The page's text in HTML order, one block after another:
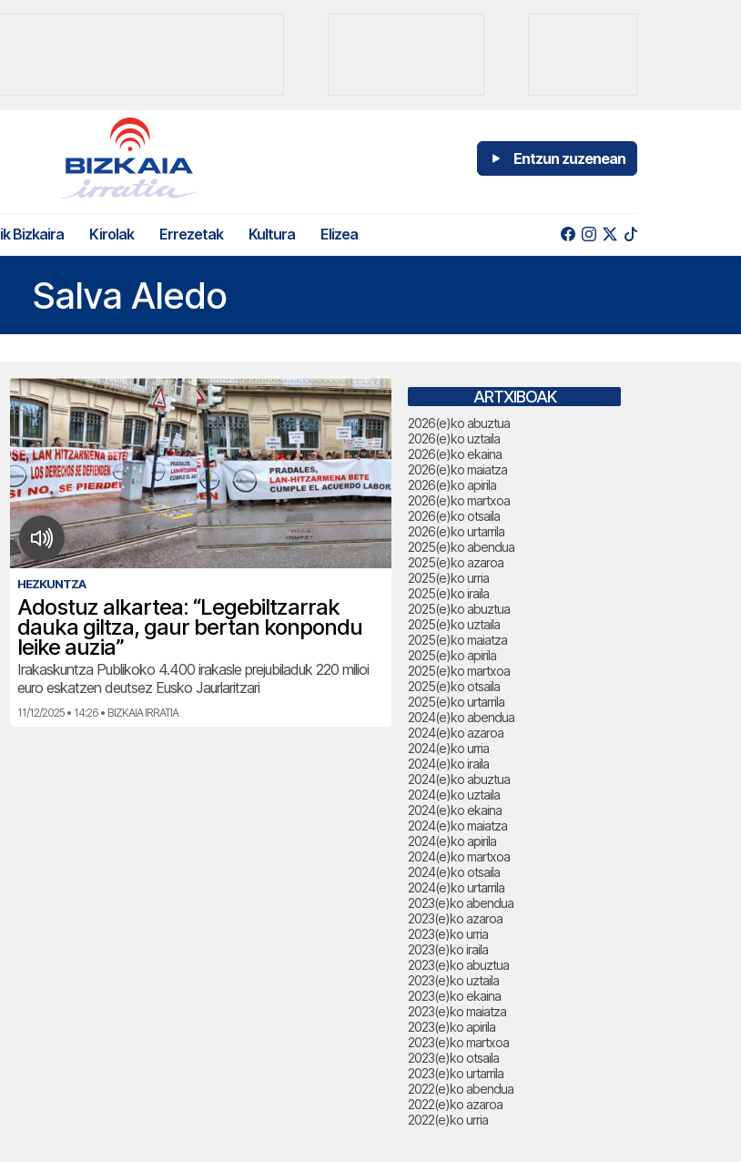
Entzun zuzenean
Bizkaira Kirolak Errezetak Kultura Elizea
Salva Aledo
HEZKUNTZA
Adostuz alkartea: “Legebiltzarrak
dauka giltza, gaur bertan konpondu
leike auzia”
Irakaskuntza Publikoko 4.400 irakasle prejubiladuk 220 milioi
euro eskatzen deutsez Eusko Jaurlaritzari
11/12/2025 • 14:26 • BIZKAIA IRRATIA
ARTXIBOAK
2026(e)ko abuztua
2026(e)ko uztaila
2026(e)ko ekaina
2026(e)ko maiatza
2026(e)ko apirila
2026(e)ko martxoa
2026(e)ko otsaila
2026(e)ko urtarrila
2025(e)ko abendua
2025(e)ko azaroa
2025(e)ko urria
2025(e)ko iraila
2025(e)ko abuztua
2025(e)ko uztaila
2025(e)ko maiatza
2025(e)ko apirila
2025(e)ko martxoa
2025(e)ko otsaila
2025(e)ko urtarrila
2024(e)ko abendua
2024(e)ko azaroa
2024(e)ko urria
2024(e)ko iraila
2024(e)ko abuztua
2024(e)ko uztaila
2024(e)ko ekaina
2024(e)ko maiatza
2024(e)ko apirila
2024(e)ko martxoa
2024(e)ko otsaila
2024(e)ko urtarrila
2023(e)ko abendua
2023(e)ko azaroa
2023(e)ko urria
2023(e)ko iraila
2023(e)ko abuztua
2023(e)ko uztaila
2023(e)ko ekaina
2023(e)ko maiatza
2023(e)ko apirila
2023(e)ko martxoa
2023(e)ko otsaila
2023(e)ko urtarrila
2022(e)ko abendua
2022(e)ko azaroa
2022(e)ko urria